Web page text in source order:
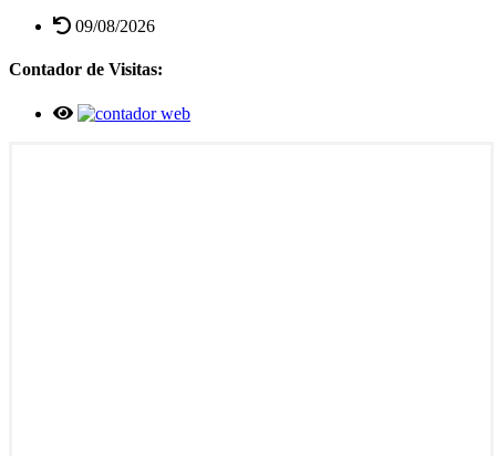
09/08/2026
Contador de Visitas: